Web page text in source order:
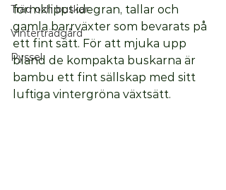
Träd och buskar
Vinterträdgård
Pyssel
formklippt idegran, tallar och
gamla barrväxter som bevarats på
ett fint sätt. För att mjuka upp
bland de kompakta buskarna är
bambu ett fint sällskap med sitt
luftiga vintergröna växtsätt.